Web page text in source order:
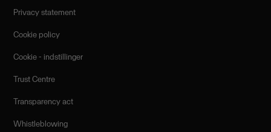
Privacy statement
Cookie policy
Cookie - indstillinger
Trust Centre
Transparency act
Whistleblowing